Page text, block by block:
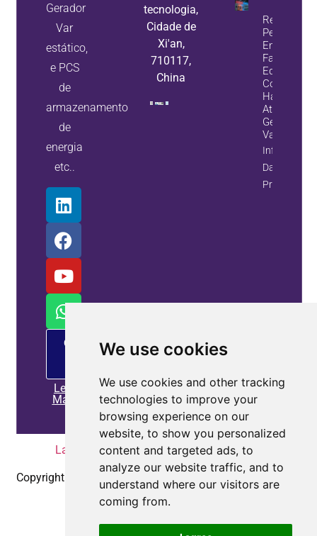
We use cookies
We use cookies and other tracking
technologies to improve your
browsing experience on our
website, to show you personalized
content and targeted ads, to
analyze our website traffic, and to
understand where our visitors are
coming from.
Gerador
Var
estático,
e PCS
de
armazenamento
de
energia
etc..
Oferta
Leia
Mais
tecnologia,
Cidade de
Xi'an,
710117,
China
Reduza A
Perda De
Energia E
Falhas De
Com Filtros
Ativos E
Geradores
Var
Da
Propriedade
Lar Política de Privacidade|Contate-nos
Copyright © 2010-2025 Coepower.com
. Todos os direitos
reservados.